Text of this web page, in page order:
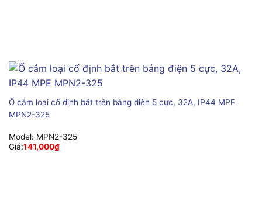
Ổ cắm loại cố định bắt trên bảng điện 5 cực, 32A, IP44 MPE
MPN2-325
Model: MPN2-325
Giá:141,000₫